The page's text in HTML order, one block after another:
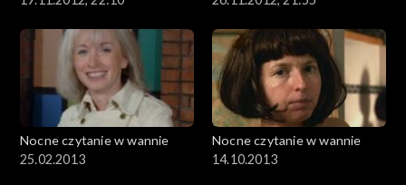
Nocne czytanie w wannie
25.02.2013
Nocne czytanie w wannie
14.10.2013